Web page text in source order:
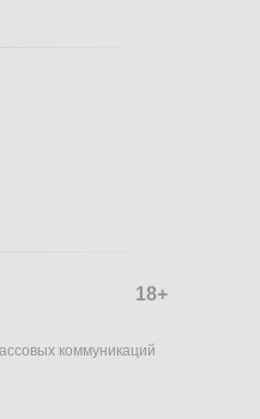
18+
коммуникаций